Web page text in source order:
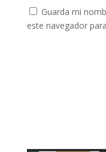
Guarda mi
este navegador